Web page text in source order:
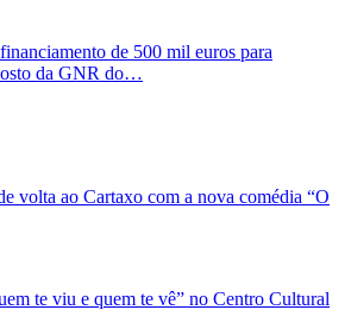
de 500 mil euros para
da GNR do…
volta ao Cartaxo com a nova comédia “O
te viu e quem te vê” no Centro Cultural